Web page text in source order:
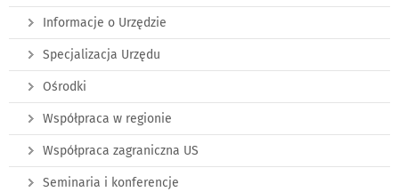
Informacje o Urzędzie
Specjalizacja Urzędu
Ośrodki
Współpraca w regionie
Współpraca zagraniczna US
Seminaria i konferencje